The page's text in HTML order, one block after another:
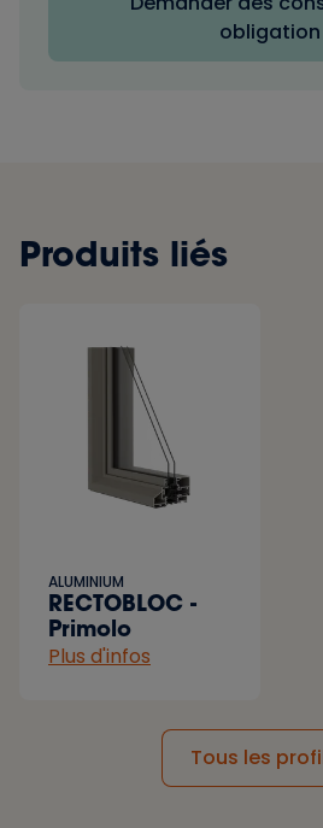
obligation
Produits liés
ALUMINIUM
RECTOBLOC -
Primolo
Plus d'infos
Tous les